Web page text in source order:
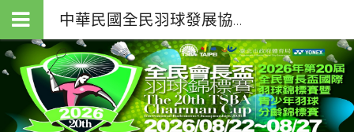
中華民國全民羽球發展協會（T.S.B.A.）